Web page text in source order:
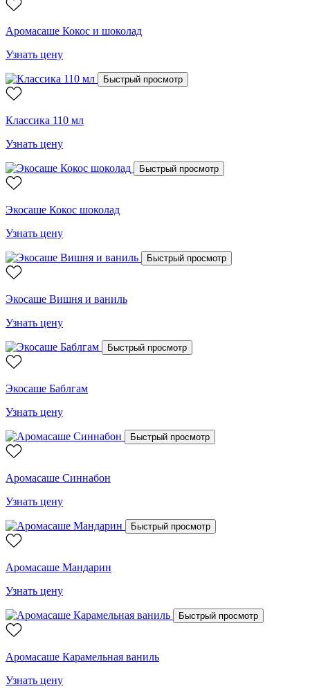
Аромасаше Кокос и шоколад
Узнать цену
Быстрый просмотр
Классика 110 мл
Узнать цену
Быстрый просмотр
Экосаше Кокос шоколад
Узнать цену
Быстрый просмотр
Экосаше Вишня и ваниль
Узнать цену
Быстрый просмотр
Экосаше Баблгам
Узнать цену
Быстрый просмотр
Аромасаше Синнабон
Узнать цену
Быстрый просмотр
Аромасаше Мандарин
Узнать цену
Быстрый просмотр
Аромасаше Карамельная ваниль
Узнать цену